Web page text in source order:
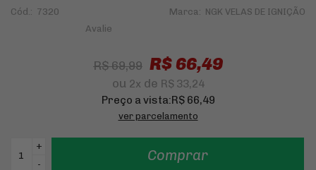
Cód.: 7320 Marca: NGK VELAS DE IGNIÇÃO
R$ 69,99 R$ 66,49
ou 2x de R$ 33,24
Preço a vista:R$ 66,49
ver parcelamento
+
-
Comprar